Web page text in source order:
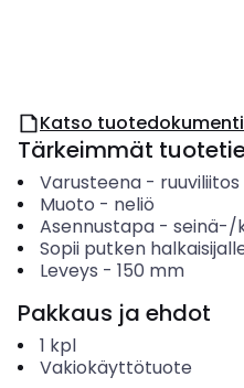
Katso
Tärkeimmät
Varusteena- ruuviliitos
Muoto - neliö
Asennustapa- seinä-/
Sopii putken
Leveys - 150 mm
Pakkaus ja ehdot
1 kpl
Vakiokäyttötuote